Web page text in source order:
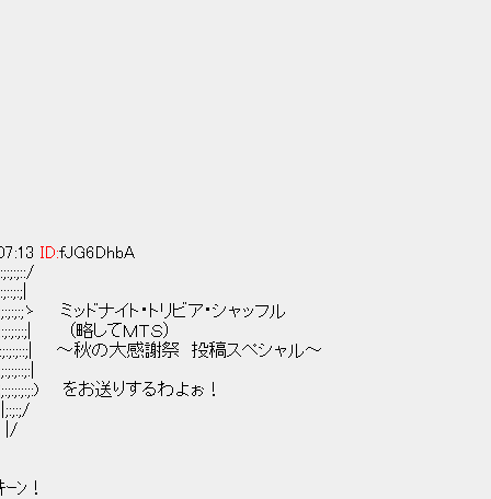
ID:fJG6DhbA
イト・トリビア・シャッフル
略してＭＴＳ）
～秋の大感謝祭 投稿スペシャル～
をお送りするわよぉ！
|/
ﾝ！